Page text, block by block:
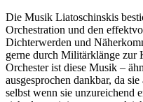
Die Musik Liatoschinskis
Orchestration und den
Dichterwerden und
gerne durch Militärklänge zur
Orchester ist diese Musik –
ausgesprochen dankbar, da
selbst wenn sie unzureichend